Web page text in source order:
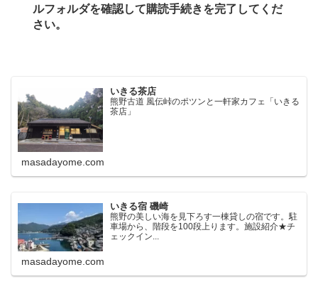
ルフォルダを確認して購読手続きを完了してくだ
さい。
いきる茶店
熊野古道 風伝峠のポツンと一軒家カフェ「いきる
茶店」
masadayome.com
いきる宿 磯崎
熊野の美しい海を見下ろす一棟貸しの宿です。駐
車場から、階段を100段上ります。施設紹介★チ
ェックイン...
masadayome.com